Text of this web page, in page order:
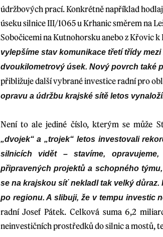
údržbových prací. Konkrétně například
úseku silnice III/1065 u Krhanic směrem na
Sobočicemi na Kutnohorsku anebo z Křovic
vylepšíme stav komunikace třetí třídy
dvoukilometrový úsek. Nový povrch také
přibližuje další vybrané investice radní pro
opravu a údržbu krajské sítě letos
Není to ale jediné číslo, kterým se může
„dvojek“ a „trojek“ letos investovali
silnicích vidět – stavíme,
připravených projektů a schopného
se na krajskou síť nekladl tak velký
po regionu. A slibuji, že v tempu investic
radní Josef Pátek. Celková suma 6,2
neinvestičních prostředků do silnic a mostů,